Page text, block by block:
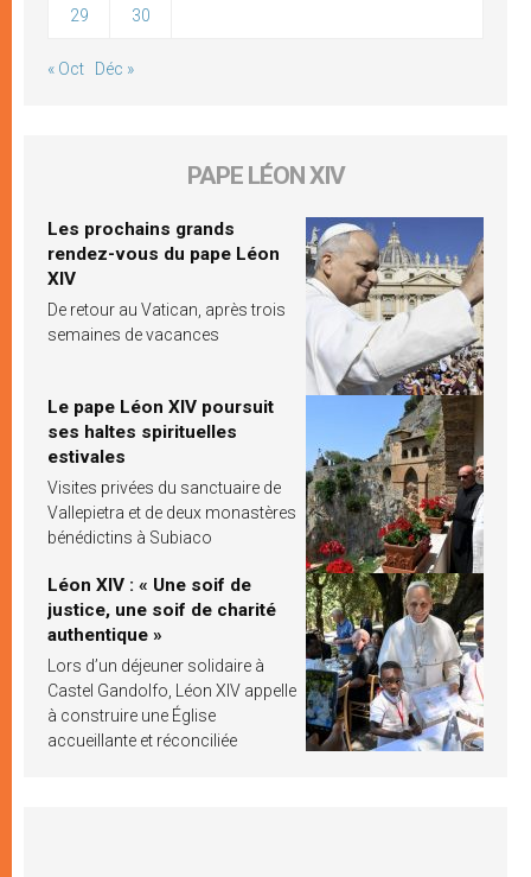
29 30
« Oct Déc »
PAPE LÉON XIV
Les prochains grands
rendez-vous du pape Léon
XIV
De retour au Vatican, après trois
semaines de vacances
Le pape Léon XIV poursuit
ses haltes spirituelles
estivales
Visites privées du sanctuaire de
Vallepietra et de deux monastères
bénédictins à Subiaco
Léon XIV : « Une soif de
justice, une soif de charité
authentique »
Lors d’un déjeuner solidaire à
Castel Gandolfo, Léon XIV appelle
à construire une Église
accueillante et réconciliée